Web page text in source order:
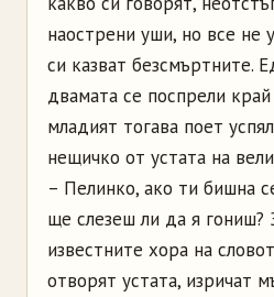
наострени уши, но все не
си казват безсмъртните.
двамата се поспрели
младият тогава поет
нещичко от устата на
– Пелинко, ако ти бишна
ще слезеш ли да я гониш?
известните хора на
отворят устата, изричат